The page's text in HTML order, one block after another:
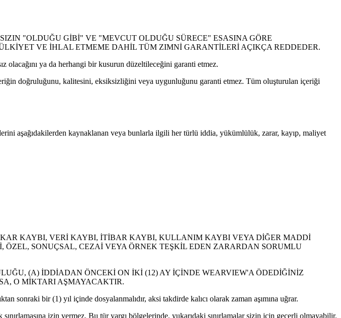
"OLDUĞU GİBİ" VE "MEVCUT OLDUĞU SÜRECE" ESASINA GÖRE
VE İHLAL ETMEME DAHİL TÜM ZIMNİ GARANTİLERİ AÇIKÇA REDDEDER.
olacağını ya da herhangi bir kusurun düzeltileceğini garanti etmez.
doğruluğunu, kalitesini, eksiksizliğini veya uygunluğunu garanti etmez. Tüm oluşturulan içeriği
aşağıdakilerden kaynaklanan veya bunlarla ilgili her türlü iddia, yükümlülük, zarar, kayıp, maliyet
KAYBI, VERİ KAYBI, İTİBAR KAYBI, KULLANIM KAYBI VEYA DİĞER MADDİ
SONUÇSAL, CEZAİ VEYA ÖRNEK TEŞKİL EDEN ZARARDAN SORUMLU
(A) İDDİADAN ÖNCEKİ ON İKİ (12) AY İÇİNDE WEARVIEW'A ÖDEDİĞİNİZ
O MİKTARI AŞMAYACAKTIR.
sonraki bir (1) yıl içinde dosyalanmalıdır, aksi takdirde kalıcı olarak zaman aşımına uğrar.
izin vermez. Bu tür yargı bölgelerinde, yukarıdaki sınırlamalar sizin için geçerli olmayabilir.